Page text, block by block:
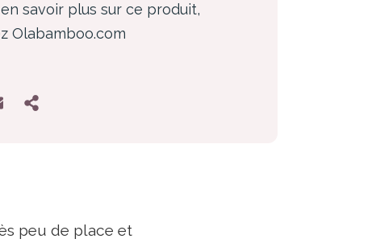
savoir plus sur ce produit,
Olabamboo.com
peu de place et